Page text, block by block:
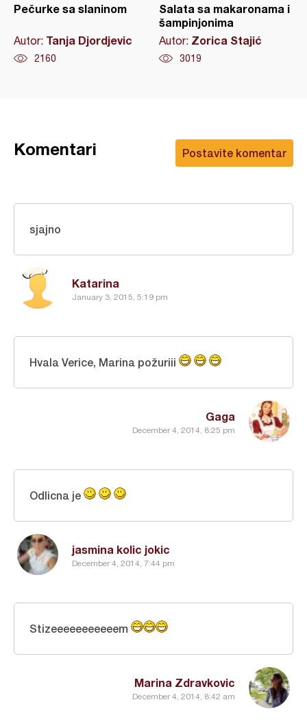
Pečurke sa slaninom
Autor: Tanja Djordjevic
2160
Salata sa makaronama i
šampinjonima
Autor: Zorica Stajić
3019
Postavite komentar
Komentari
Katarina
January 3, 2015, 5:19 pm
sjajno
Gaga
December 4, 2014, 8:25 pm
Hvala Verice, Marina požuriii
jasmina kolic jokic
December 4, 2014, 7:44 pm
Odlicna je
Marina Zdravkovic
December 4, 2014, 8:42 am
Stizeeeeeeeeeeem